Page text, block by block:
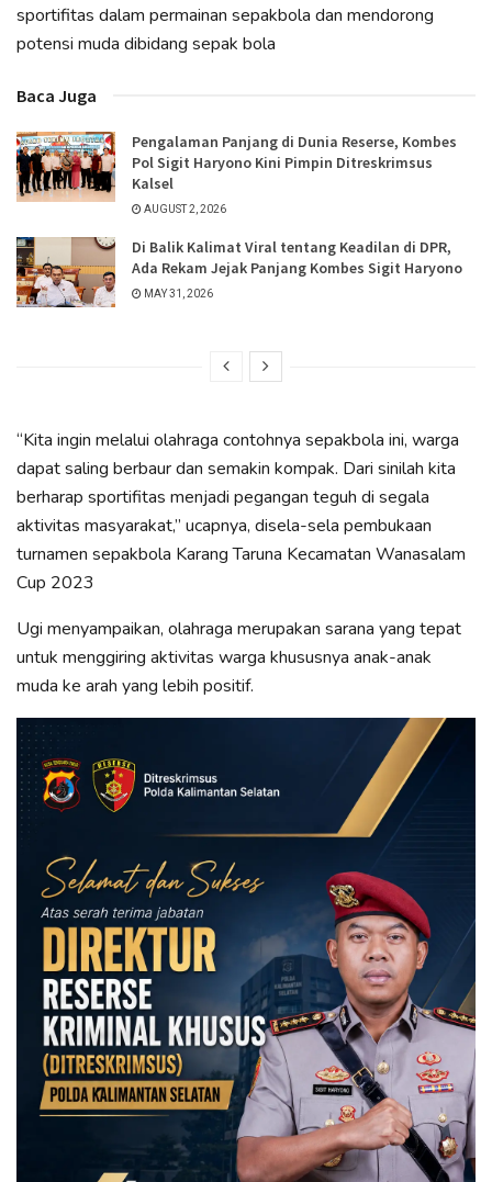
sportifitas dalam permainan sepakbola dan mendorong
potensi muda dibidang sepak bola
Baca Juga
Pengalaman Panjang di Dunia Reserse, Kombes
Pol Sigit Haryono Kini Pimpin Ditreskrimsus
Kalsel
AUGUST 2, 2026
Di Balik Kalimat Viral tentang Keadilan di DPR,
Ada Rekam Jejak Panjang Kombes Sigit Haryono
MAY 31, 2026
“Kita ingin melalui olahraga contohnya sepakbola ini, warga
dapat saling berbaur dan semakin kompak. Dari sinilah kita
berharap sportifitas menjadi pegangan teguh di segala
aktivitas masyarakat,” ucapnya, disela-sela pembukaan
turnamen sepakbola Karang Taruna Kecamatan Wanasalam
Cup 2023
Ugi menyampaikan, olahraga merupakan sarana yang tepat
untuk menggiring aktivitas warga khususnya anak-anak
muda ke arah yang lebih positif.